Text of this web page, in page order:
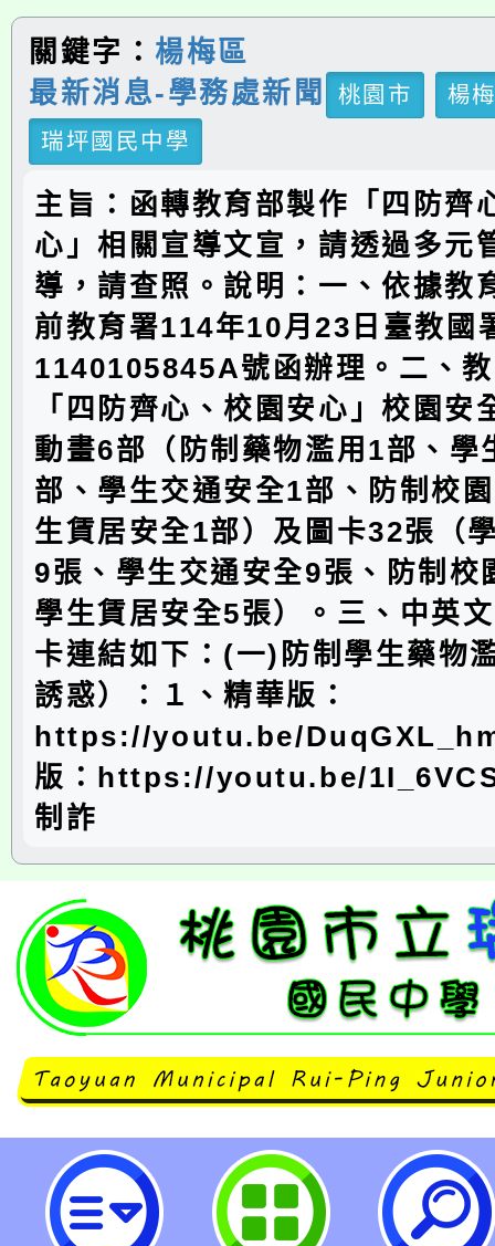
關鍵字： 楊梅區
最新消息-學務處新聞
桃園市
楊
瑞坪國民中學
主旨：函轉教育部製作「四防齊
心」相關宣導文宣，請透過多元
導，請查照。說明：一、依據教
前教育署114年10月23日臺教國
1140105845A號函辦理。二、
「四防齊心、校園安心」校園安
動畫6部（防制藥物濫用1部、學
部、學生交通安全1部、防制校
生賃居安全1部）及圖卡32張（
9張、學生交通安全9張、防制校
學生賃居安全5張）。三、中英
卡連結如下：(一)防制學生藥物
誘惑）：１、精華版：
https://youtu.be/
版：https://youtu.be/
制詐
四防齊心、校園安心-桃園市立瑞